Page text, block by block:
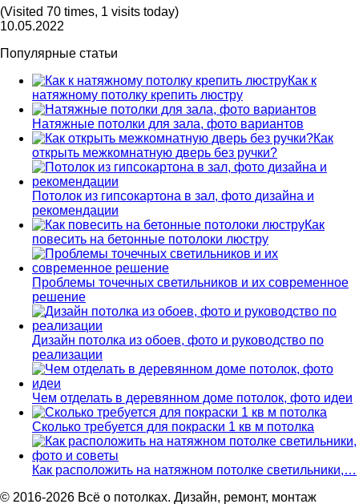
(Visited 70 times, 1 visits today)
10.05.2022
Популярные статьи
Как к
натяжному потолку крепить люстру
Натяжные потолки для зала, фото вариантов
Как
открыть межкомнатную дверь без ручки?
Потолок из гипсокартона в зал, фото дизайна и
рекомендации
Как
повесить на бетонные потолоки люстру
Проблемы точечных светильников и их современное
решение
Дизайн потолка из обоев, фото и руководство по
реализации
Чем отделать в деревянном доме потолок, фото идеи
Сколько требуется для покраски 1 кв м потолка
Как расположить на натяжном потолке светильники,…
© 2016-2026 Всё о потолках. Дизайн, ремонт, монтаж